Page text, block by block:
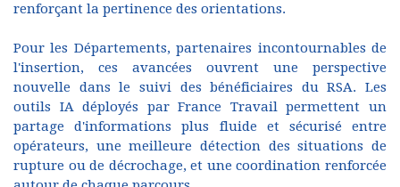
renforçant la pertinence des orientations.
Pour les Départements, partenaires incontournables de
l'insertion, ces avancées ouvrent une perspective
nouvelle dans le suivi des bénéficiaires du RSA. Les
outils IA déployés par France Travail permettent un
partage d'informations plus fluide et sécurisé entre
opérateurs, une meilleure détection des situations de
rupture ou de décrochage, et une coordination renforcée